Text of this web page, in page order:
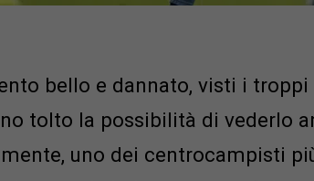
bello e dannato, visti i
tolto la possibilità di vederlo
uno dei centrocampisti